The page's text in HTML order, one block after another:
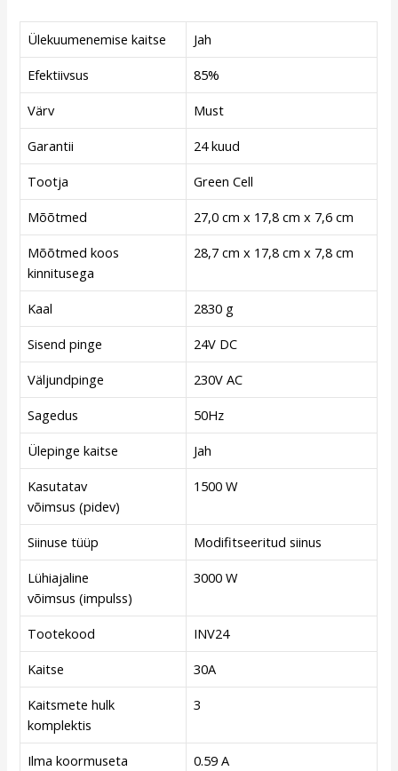
Ülekuumenemise kaitse
Jah
Efektiivsus
85%
Värv
Must
Garantii
24 kuud
Tootja
Green Cell
Mõõtmed
27,0 cm x 17,8 cm x 7,6 cm
Mõõtmed koos
kinnitusega
28,7 cm x 17,8 cm x 7,8 cm
Kaal
2830 g
Sisend pinge
24V DC
Väljundpinge
230V AC
Sagedus
50Hz
Ülepinge kaitse
Jah
Kasutatav
võimsus (pidev)
1500 W
Siinuse tüüp
Modifitseeritud siinus
Lühiajaline
võimsus (impulss)
3000 W
Tootekood
INV24
Kaitse
30A
Kaitsmete hulk
komplektis
3
Ilma koormuseta
0.59 A